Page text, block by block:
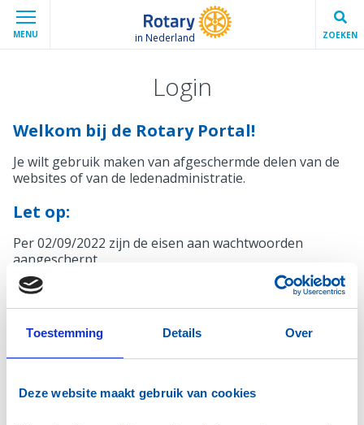
Toestemming Details Over
Deze website maakt gebruik van cookies
MENU in Nederland ZOEKEN
Login
Welkom bij de Rotary Portal!
Je wilt gebruik maken van afgeschermde delen van de
websites of van de ledenadministratie.
Let op:
Per 02/09/2022 zijn de eisen aan wachtwoorden
aangescherpt.
Mocht je wachtwoord niet voldoen, krijg je bij het
inloggen automatisch een melding en de mogelijkheid
een nieuw wachtwoord in te stellen.
Inloggen